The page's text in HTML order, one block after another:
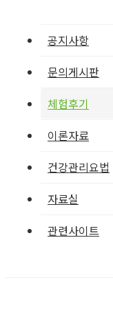
공지사항
문의게시판
체험후기
이론자료
건강관리요법
자료실
관련사이트